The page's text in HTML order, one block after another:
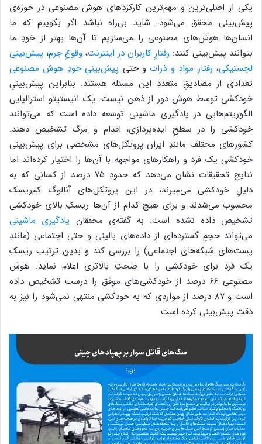
یکی از اصلی‌ترین و مهم‌ترین کارکرد‌های هوش مصنوعی در حوزه‌ی
پیش‌بینی محقق می‌شود. شاید بی‌راه نباشد اگر بگوییم که ما
انسان‌‌ها هوش‌های مصنوعی را می‌سازیم تا آن‌ها بهتر از خودِ ما
بتوانند پیش‌بینی کنند: رفتارِ کاربران در اینترنت، وقوعِ جرم، پیش‌بینی
لجستیکی، رفتارِ مواد و ذراتو حتی پیش‌بینیِ خودِ هوش مصنوعی
تعدادی از مصادیقِ متعددِ این مسئله هستند. بنابراین پیش‌بینیِ
خودکشی توسط هوش دور از ذهن نیست. یک انیستیتو استرالیایی
الگوریتم‌هایی در یادگیری ماشینی توسعه داده است که می‌توانند
خودکشی را در سطحِ ایده‌پردازی، اقدام و مرگ تشخیص دهند.
کشور‌های مختلف مانندِ ایران پروتکل‌های مشخصی برای پیش‌بینی
خودکشی یک فرد و راهکارهای مواجهه با آن‌ها را اختیار کرده‌اند اما
نتایجِ تحقیقات نشان می‌دهد که حدودِ ۷۵ درصد از کسانی که به
دلیلِ خودکشی می‌میرند، در این پروتکل‌های آنالوگ کم‌ریسک
محسوب می‌شدند و برای هیچ کدام از آن‌ها ریسکِ بالای خودکشی
تشخیص داده نشده است. به گفته‌ی محققان یادگیری ماشینی
می‌تواند حجمِ گسترده‌ای از داده‌های بالینی و حتی اجتماعی (مانندِ
پست‌های شبکه‌های اجتماعی) را بررسی کند و بدین ترتیب ریسک‌ِ
یک فرد برای خودکشی را با صحتِ بالاتری اعلام نماید. هوش
مصنوعی ۶۶ درصد از خودکشی‌های موفق را درست تشخیص داده
است و ۸۷ درصد از مواردی که به خودکشی منتهی نمی‌شود را نیز به
دقت پیش‌بینی کرده است.